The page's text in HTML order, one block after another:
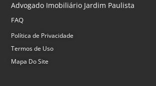
Advogado Imobiliário Jardim Paulista
FAQ
Política de Privacidade
Termos de Uso
Mapa Do Site